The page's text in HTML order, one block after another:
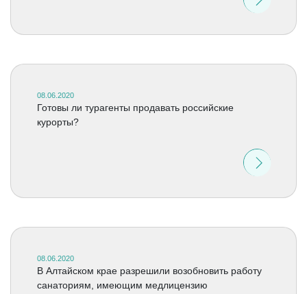
08.06.2020
Готовы ли турагенты продавать российские
курорты?
08.06.2020
В Алтайском крае разрешили возобновить работу
санаториям, имеющим медлицензию